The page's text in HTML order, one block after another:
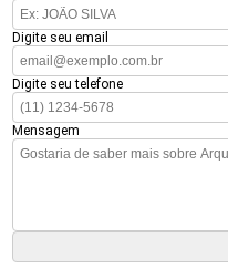
Digite seu email
Digite seu telefone
Mensagem